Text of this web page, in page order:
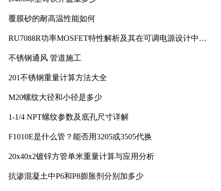
覆膜砂的耐高温性能如何
RU7088R功率MOSFET特性解析及其在可调电源设计中的
不锈钢通风 管道施工
201不锈钢重量计算方法大全
M20螺纹大径和小径是多少
1-1/4 NPT螺纹参数及底孔尺寸详解
F1010E是什么管？能否用3205或3505代换
20x40x2镀锌方管单米重量计算与应用分析
抗渗混凝土中P6和P8膨胀剂分别加多少